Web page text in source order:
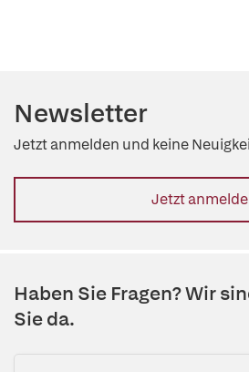
Newsletter
Jetzt anmelden und keine
Jetzt
Haben Sie Fragen? Wir
Sie da.